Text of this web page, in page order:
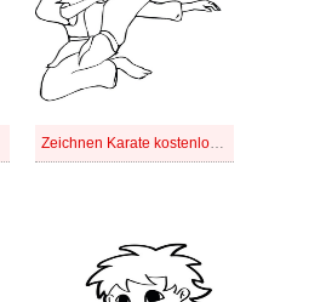
Zeichnen Karate kostenlos druckbar basisch